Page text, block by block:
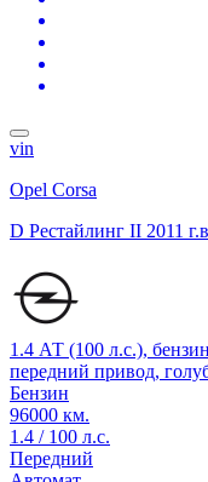
vin
Opel Corsa
D Рестайлинг II 2011
1.4 АТ (100 л.с.),
передний привод,
Бензин
96000 км.
1.4 / 100 л.с.
Передний